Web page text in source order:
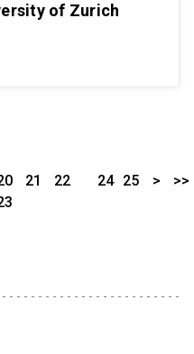
of Zurich
21
22
24 25 > >>